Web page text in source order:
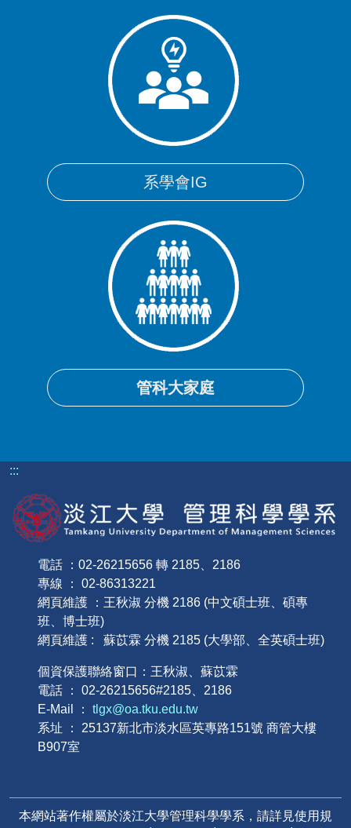
系學會IG
管科大家庭
:::
電話 ：02-26215656 轉 2185、2186
專線 ： 02-86313221
網頁維護 ：王秋淑 分機 2186 (中文碩士班、碩專
班、博士班)
網頁維護 : 蘇苡霖 分機 2185 (大學部、全英碩士班)
個資保護聯絡窗口：王秋淑、蘇苡霖
電話 ： 02-26215656#2185、2186
E-Mail ： tlgx@oa.tku.edu.tw
系址 ： 25137新北市淡水區英專路151號 商管大樓
B907室
本網站著作權屬於淡江大學管理科學學系，請詳見使用規